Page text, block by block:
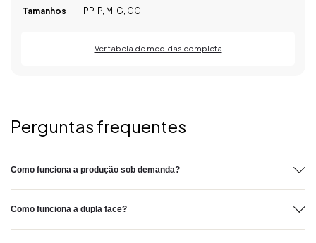
Tamanhos PP, P, M, G, GG
Ver tabela de medidas completa
Perguntas frequentes
Como funciona a produção sob demanda?
Como funciona a dupla face?